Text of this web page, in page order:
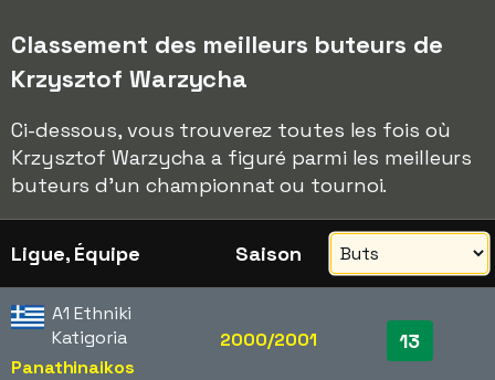
Classement des meilleurs buteurs de
Krzysztof Warzycha
Ci-dessous, vous trouverez toutes les fois où
Krzysztof Warzycha a figuré parmi les meilleurs
buteurs d'un championnat ou tournoi.
Ligue, Équipe Saison
A1 Ethniki
Katigoria
Panathinaikos
2000/2001 13